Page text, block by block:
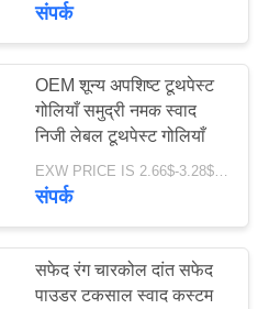
टूथपेस्ट
टूथपेस्ट
संपर्क
OEM शून्य अपशिष्ट टूथपेस्ट
गोलियाँ समुद्री नमक स्वाद
निजी लेबल टूथपेस्ट गोलियाँ
EXW PRICE IS 2.66$-3.28$/BOTTLE MOQ:60 पीसी * 100 बॉक्स
संपर्क
सफेद रंग चारकोल दांत सफेद
पाउडर टकसाल स्वाद कस्टम